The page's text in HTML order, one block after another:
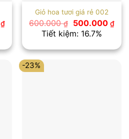
₫Giá
hiện
là:
500.000 ₫.
Giỏ hoa tươi giá rẻ 002
600.000₫
Giá
gốc
là:
500.000 ₫Giá
hiện
là:
Tiết kiệm: 16.7%
-23%